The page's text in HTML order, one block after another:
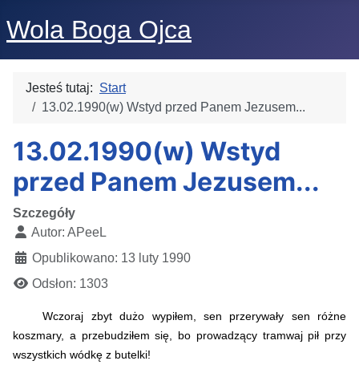
Wola Boga Ojca
Jesteś tutaj: Start
13.02.1990(w) Wstyd przed Panem Jezusem...
13.02.1990(w) Wstyd
przed Panem Jezusem...
Szczegóły
Autor: APeeL
Opublikowano: 13 luty 1990
Odsłon: 1303
Wczoraj zbyt dużo wypiłem, sen przerywały sen różne
koszmary, a przebudziłem się, bo prowadzący tramwaj pił przy
wszystkich wódkę z butelki!